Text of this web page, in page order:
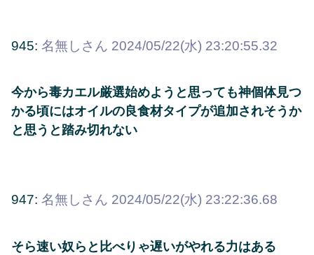
945: 名無しさん 2024/05/22(水) 23:20:55.32
今から毒カエル厳選始めようと思っても神個体見つ
かる頃にはオイルの良食材タイプが追加されそうか
と思うと踏み切れない
947: 名無しさん 2024/05/22(水) 23:22:36.68
そら速い奴らと比べりゃ遅いがやれる力はある